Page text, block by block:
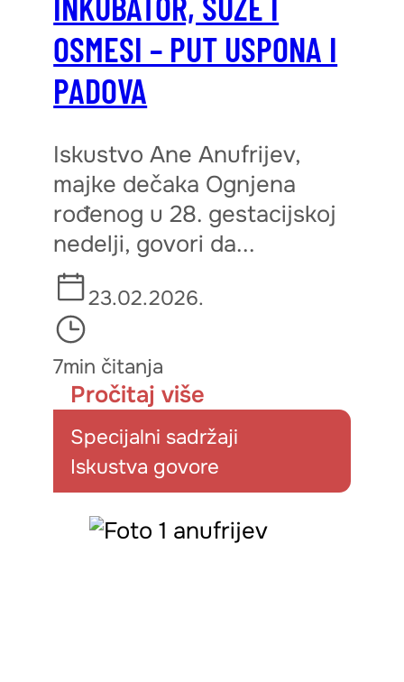
OSMESI – PUT USPONA I
PADOVA
Iskustvo Ane Anufrijev,
majke dečaka Ognjena
rođenog u 28. gestacijskoj
nedelji, govori da...
23.02.2026.
7min čitanja
Pročitaj više
Specijalni sadržaji
Iskustva govore